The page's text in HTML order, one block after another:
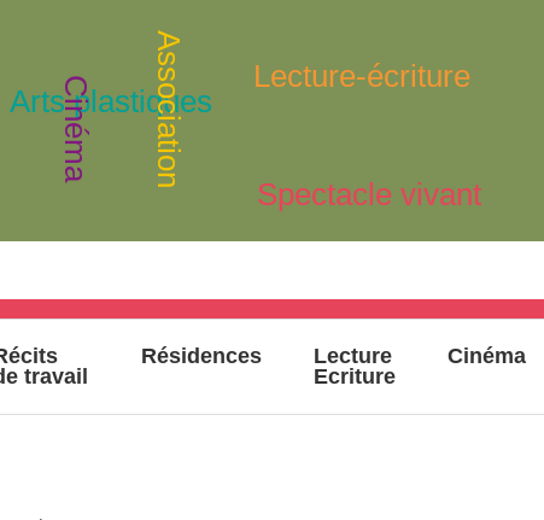
Spectacle vivant
Lecture-écriture
Arts plastiques
Cinéma Association
travail
Résidences
Lecture
Ecriture
Cinéma